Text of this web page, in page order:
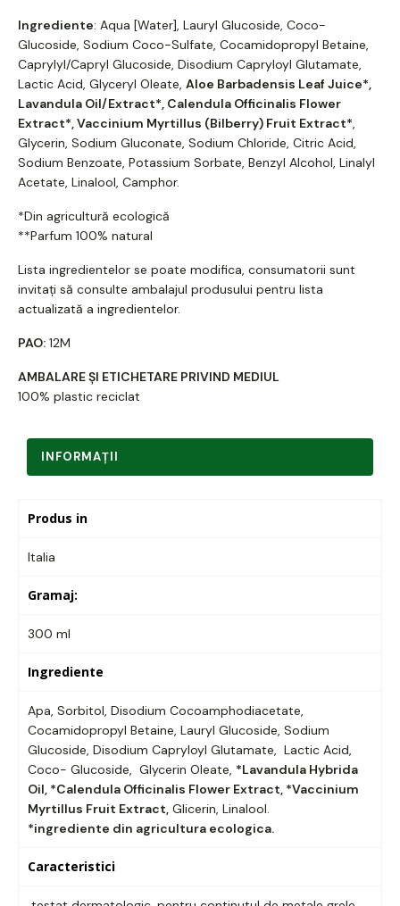
Ingrediente: Aqua [Water], Lauryl Glucoside, Coco-
Glucoside, Sodium Coco-Sulfate, Cocamidopropyl Betaine,
Caprylyl/Capryl Glucoside, Disodium Capryloyl Glutamate,
Lactic Acid, Glyceryl Oleate, Aloe Barbadensis Leaf Juice*,
Lavandula Oil/Extract*, Calendula Officinalis Flower
Extract*, Vaccinium Myrtillus (Bilberry) Fruit Extract*,
Glycerin, Sodium Gluconate, Sodium Chloride, Citric Acid,
Sodium Benzoate, Potassium Sorbate, Benzyl Alcohol, Linalyl
Acetate, Linalool, Camphor.
*Din agricultură ecologică
**Parfum 100% natural
Lista ingredientelor se poate modifica, consumatorii sunt
invitați să consulte ambalajul produsului pentru lista
actualizată a ingredientelor.
PAO: 12M
AMBALARE ȘI ETICHETARE PRIVIND MEDIUL
100% plastic reciclat
INFORMAŢII
Produs in
Italia
Gramaj:
300 ml
Ingrediente
Apa, Sorbitol, Disodium Cocoamphodiacetate,
Cocamidopropyl Betaine, Lauryl Glucoside, Sodium
Glucoside, Disodium Capryloyl Glutamate, Lactic Acid,
Coco- Glucoside, Glycerin Oleate, *Lavandula Hybrida
Oil, *Calendula Officinalis Flower Extract, *Vaccinium
Myrtillus Fruit Extract, Glicerin, Linalool.
*ingrediente din agricultura ecologica.
Caracteristici